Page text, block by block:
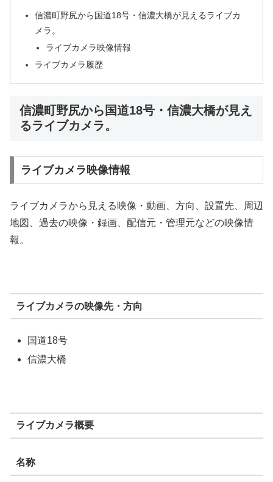
信濃町野尻から国道18号・信濃大橋が見えるライブカ
メラ。
ライブカメラ映像情報
ライブカメラ履歴
信濃町野尻から国道18号・信濃大橋が見え
るライブカメラ。
ライブカメラ映像情報
ライブカメラから見える映像・動画、方向、設置先、周辺
地図、過去の映像・録画、配信元・管理元などの映像情
報。
ライブカメラの映像先・方向
国道18号
信濃大橋
ライブカメラ概要
名称